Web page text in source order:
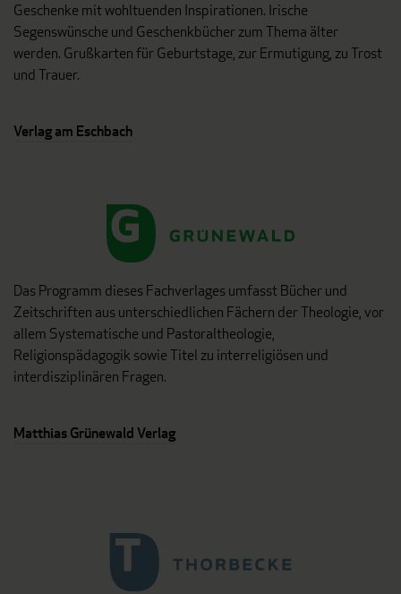
Geschenke mit wohltuenden Inspirationen. Irische
Segenswünsche und Geschenkbücher zum Thema älter
werden. Grußkarten für Geburtstage, zur Ermutigung, zu Trost
und Trauer.
Verlag am Eschbach
Das Programm dieses Fachverlages umfasst Bücher und
Zeitschriften aus unterschiedlichen Fächern der Theologie, vor
allem Systematische und Pastoraltheologie,
Religionspädagogik sowie Titel zu interreligiösen und
interdisziplinären Fragen.
Matthias Grünewald Verlag